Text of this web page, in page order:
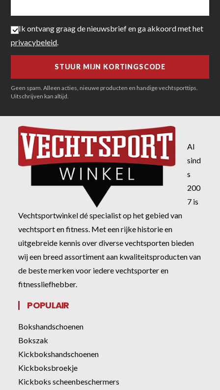
Ik ontvang graag de nieuwsbrief en ga akkoord met het
privacybeleid.
Geen spam. Alleen acties, nieuwe producten en handige vechtsporttips.
Uitschrijven kan altijd.
Al
sind
s
200
7 is
Vechtsportwinkel dé specialist op het gebied van
vechtsport en fitness. Met een rijke historie en
uitgebreide kennis over diverse vechtsporten bieden
wij een breed assortiment aan kwaliteitsproducten van
de beste merken voor iedere vechtsporter en
fitnessliefhebber.
POPULAIR
Bokshandschoenen
Bokszak
Kickbokshandschoenen
Kickboksbroekje
Kickboks scheenbeschermers